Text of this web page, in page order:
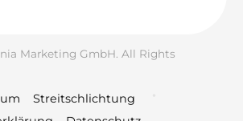
Marketing GmbH. All Rights
Streitschlichtung